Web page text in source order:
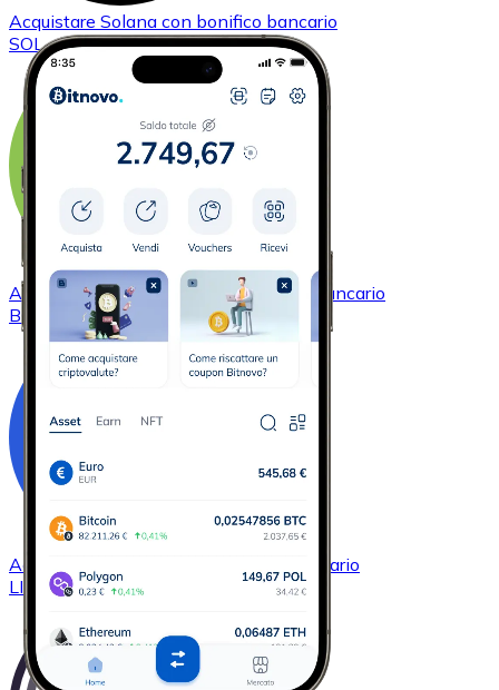
Acquistare Solana con bonifico bancario
SOL
AcquistareBitcoin Cash
con bonifico bancario
BCH
Acquistare
con bonifico bancario
LINK